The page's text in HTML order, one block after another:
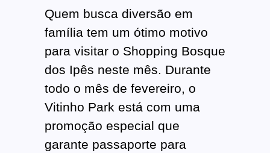
Quem busca diversão em
família tem um ótimo motivo
para visitar o Shopping Bosque
dos Ipês neste mês. Durante
todo o mês de fevereiro, o
Vitinho Park está com uma
promoção especial que
garante passaporte para